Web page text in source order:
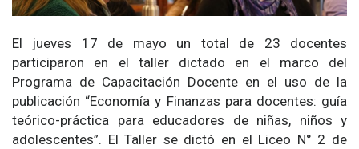
El jueves 17 de mayo un total de 23 docentes
participaron en el taller dictado en el marco del
Programa de Capacitación Docente en el uso de la
publicación “Economía y Finanzas para docentes: guía
teórico-práctica para educadores de niñas, niños y
adolescentes”. El Taller se dictó en el Liceo N° 2 de